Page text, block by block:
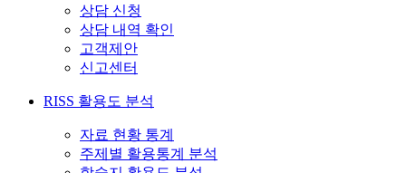
상담 신청
상담 내역 확인
고객제안
신고센터
RISS 활용도 분석
자료 현황 통계
주제별 활용통계 분석